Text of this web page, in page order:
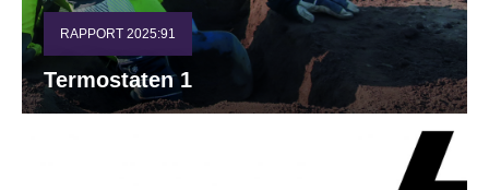
RAPPORT 2025:91
Termostaten 1